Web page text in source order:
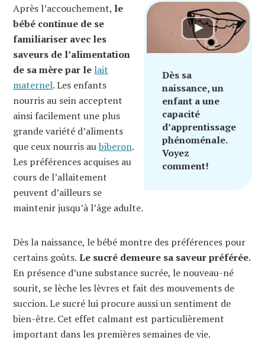
Dès sa
naissance, un
enfant a une
capacité
d’apprentissage
phénoménale.
Voyez
comment!
Après l’accouchement, le
bébé continue de se
familiariser avec les
saveurs de l’alimentation
de sa mère par le lait
maternel. Les enfants
nourris au sein acceptent
ainsi facilement une plus
grande variété d’aliments
que ceux nourris aubiberon.
Les préférences acquises au
cours de l’allaitement
peuvent d’ailleurs se
maintenir jusqu’à l’âge adulte.
Dès la naissance, le bébé montre des préférences pour
certains goûts. Le sucré demeure sa saveur préférée.
En présence d’une substance sucrée, le nouveau-né
sourit, se lèche les lèvres et fait des mouvements de
succion. Le sucré lui procure aussi un sentiment de
bien-être. Cet effet calmant est particulièrement
important dans les premières semaines de vie.